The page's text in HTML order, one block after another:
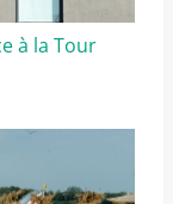
à la Tour